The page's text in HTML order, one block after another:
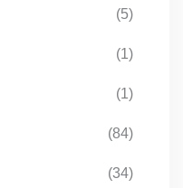
(5)
(1)
(1)
(84)
(34)